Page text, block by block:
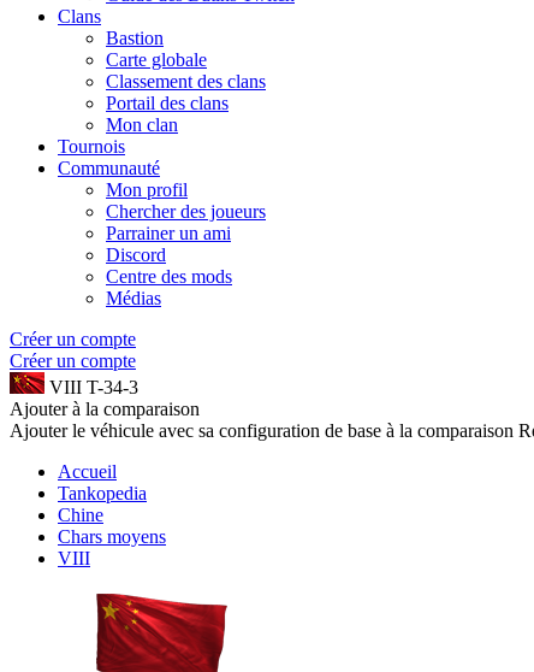
Clans
Bastion
Carte globale
Classement des clans
Portail des clans
Mon clan
Tournois
Communauté
Mon profil
Chercher des joueurs
Parrainer un ami
Discord
Centre des mods
Médias
Créer un compte
Créer un compte
VIII T-34-3
Ajouter à la comparaison
Ajouter le véhicule avec sa configuration de base à la comparaison
Accueil
Tankopedia
Chine
Chars moyens
VIII